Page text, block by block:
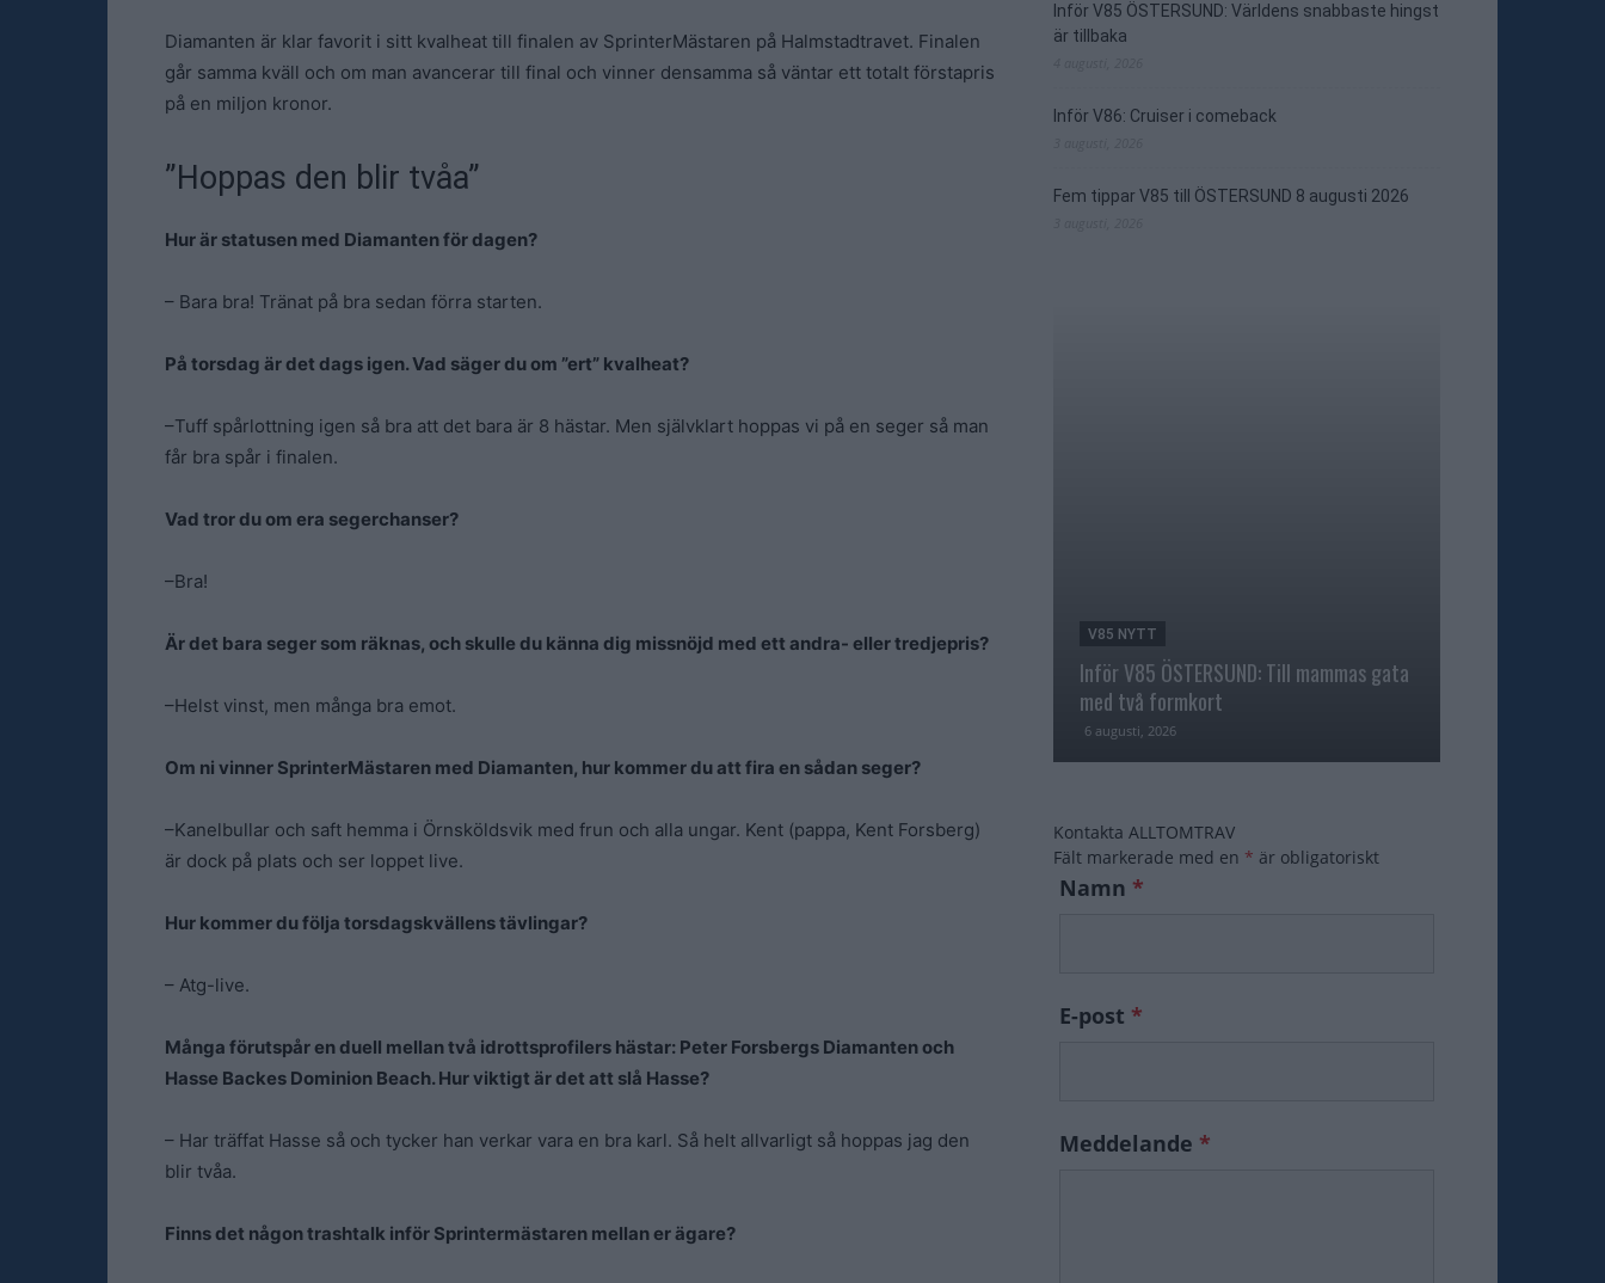
Diamanten är klar favorit i sitt kvalheat till finalen av SprinterMästaren på Halmstadtravet. Finalen
går samma kväll och om man avancerar till final och vinner densamma så väntar ett totalt förstapris
på en miljon kronor.
”Hoppas den blir tvåa”
Hur är statusen med Diamanten för dagen?
– Bara bra! Tränat på bra sedan förra starten.
På torsdag är det dags igen. Vad säger du om ”ert” kvalheat?
–Tuff spårlottning igen så bra att det bara är 8 hästar. Men självklart hoppas vi på en seger så man
får bra spår i finalen.
Vad tror du om era segerchanser?
–Bra!
Är det bara seger som räknas, och skulle du känna dig missnöjd med ett andra- eller tredjepris?
–Helst vinst, men många bra emot.
Om ni vinner SprinterMästaren med Diamanten, hur kommer du att fira en sådan seger?
–Kanelbullar och saft hemma i Örnsköldsvik med frun och alla ungar. Kent (pappa, Kent Forsberg)
är dock på plats och ser loppet live.
Hur kommer du följa torsdagskvällens tävlingar?
– Atg-live.
Många förutspår en duell mellan två idrottsprofilers hästar: Peter Forsbergs Diamanten och
Hasse Backes Dominion Beach. Hur viktigt är det att slå Hasse?
– Har träffat Hasse så och tycker han verkar vara en bra karl. Så helt allvarligt så hoppas jag den
blir tvåa.
Finns det någon trashtalk inför Sprintermästaren mellan er ägare?
Inför V85 ÖSTERSUND: Världens snabbaste hingst
är tillbaka
Inför V86: Cruiser i comeback
Fem tippar V85 till ÖSTERSUND 8 augusti 2026
V85 NYTT
Inför V85 ÖSTERSUND: Till mammas gata
med två formkort
6 augusti, 2026
Kontakta ALLTOMTRAV
Fält markerade med en * är obligatoriskt
Namn *
E-post *
Meddelande *